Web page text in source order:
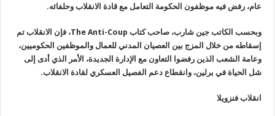
عام، رفض فيه موظفون الحكومة التعامل مع قادة الانقلاب وحلفائه.
وبحسب الكاتب جين شارب، صاحب كتاب
، فإن الانقلاب تم
إسقاطه من خلال المزج بين العصيان المدني للعمال والموظفين الحكوميين،
وعامة الشعب الذين رفضوا التعاون مع الإدارة الجديدة، الأمر الذي أدى إلى
شل الحياة في برلين، وانقطاع دعم الفصيل العسكري لقادة الانقلاب.
انقلاب فنزويلا